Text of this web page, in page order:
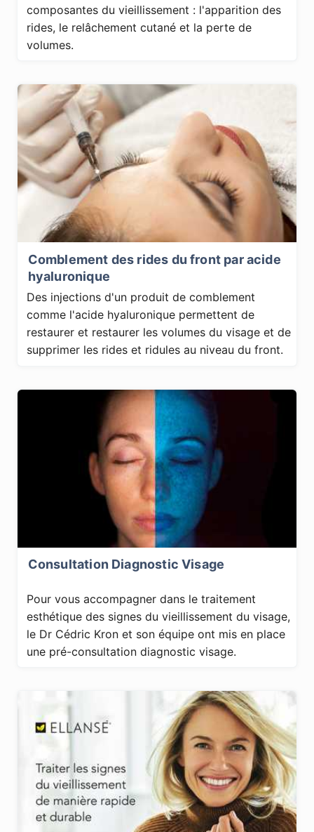
composantes du vieillissement : l'apparition des
rides, le relâchement cutané et la perte de
volumes.
Comblement des rides du front par acide
hyaluronique
Des injections d'un produit de comblement
comme l'acide hyaluronique permettent de
restaurer et restaurer les volumes du visage et de
supprimer les rides et ridules au niveau du front.
Consultation Diagnostic Visage
Pour vous accompagner dans le traitement
esthétique des signes du vieillissement du visage,
le Dr Cédric Kron et son équipe ont mis en place
une pré-consultation diagnostic visage.